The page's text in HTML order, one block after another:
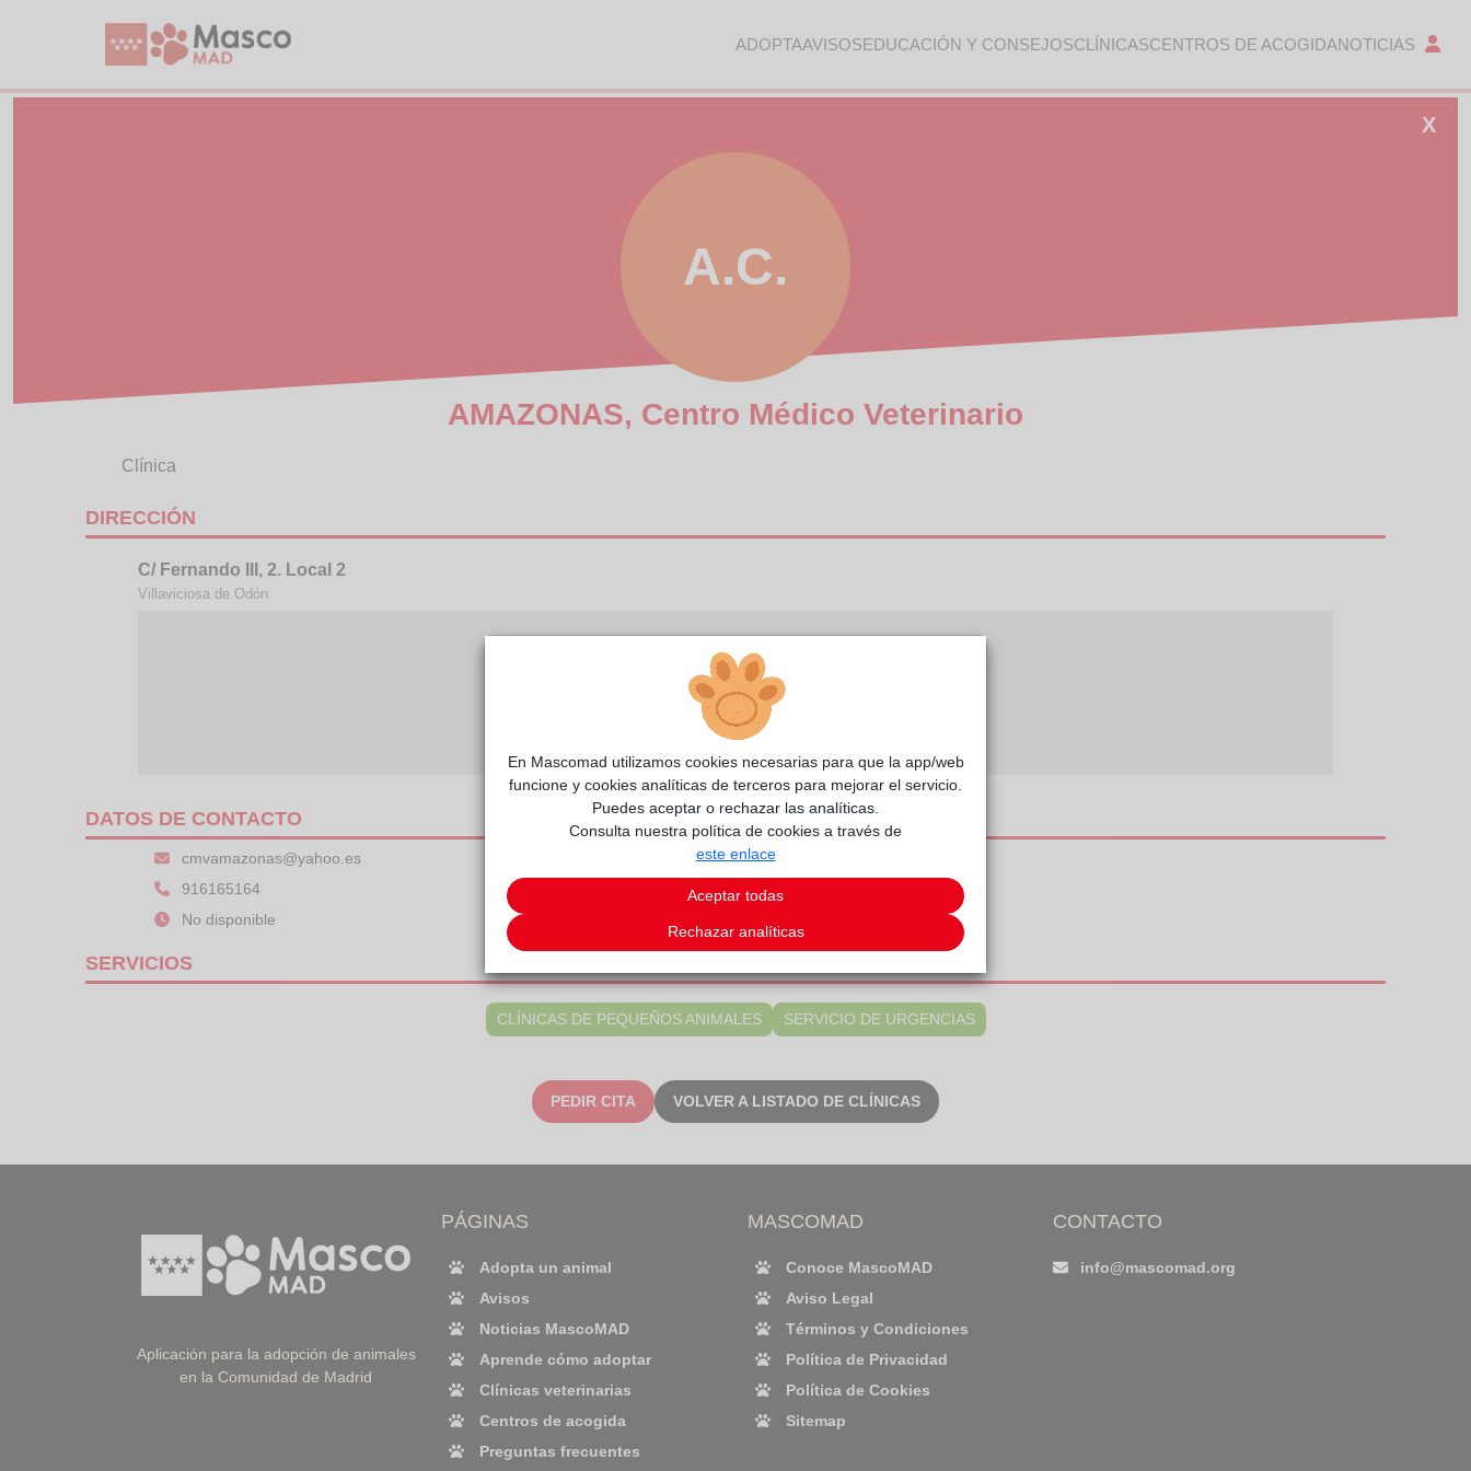
ADOPTAAVISOSEDUCACIÓN Y CONSEJOSCLÍNICASCENTROS DE ACOGIDANOTICIAS
X
A.C.
AMAZONAS, Centro Médico Veterinario
Clínica
DIRECCIÓN
C/ Fernando III, 2. Local 2
Villaviciosa de Odón
DATOS DE CONTACTO
cmvamazonas@yahoo.es
916165164
No disponible
SERVICIOS
CLÍNICAS DE PEQUEÑOS ANIMALES SERVICIO DE URGENCIAS
PEDIR CITA VOLVER A LISTADO DE CLÍNICAS
Aplicación para la adopción de animales
en la Comunidad de Madrid
PÁGINAS
Adopta un animal
Avisos
Noticias MascoMAD
Aprende cómo adoptar
Clínicas veterinarias
Centros de acogida
Preguntas frecuentes
MASCOMAD
Conoce MascoMAD
Aviso Legal
Términos y Condiciones
Política de Privacidad
Política de Cookies
Sitemap
CONTACTO
info@mascomad.org
En Mascomad utilizamos cookies necesarias para que la app/web
funcione y cookies analíticas de terceros para mejorar el servicio.
Puedes aceptar o rechazar las analíticas.
Consulta nuestra política de cookies a través de
este enlace
Aceptar todas
Rechazar analíticas